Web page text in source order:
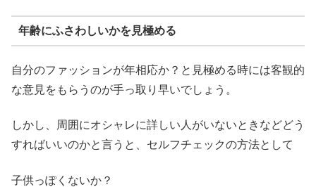
年齢にふさわしいかを見極める
自分のファッションが年相応か？と見極める時には客観的
な意見をもらうのが手っ取り早いでしょう。
しかし、周囲にオシャレに詳しい人がいないときなどどう
すればいいのかと言うと、セルフチェックの方法として
子供っぽくないか？